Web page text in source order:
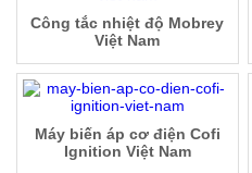
Công tắc nhiệt độ Mobrey
Việt Nam
Máy biến áp cơ điện Cofi
Ignition Việt Nam